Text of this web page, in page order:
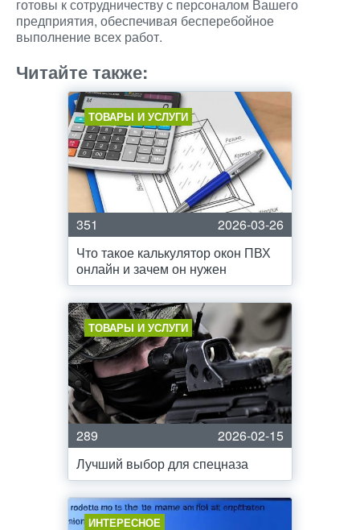
готовы к сотрудничеству с персоналом Вашего
предприятия, обеспечивая бесперебойное
выполнение всех работ.
Читайте также:
ТОВАРЫ И УСЛУГИ
351
2026-03-26
Что такое калькулятор окон ПВХ
онлайн и зачем он нужен
ТОВАРЫ И УСЛУГИ
289
2026-02-15
Лучший выбор для спецназа
ИНТЕРЕСНОЕ